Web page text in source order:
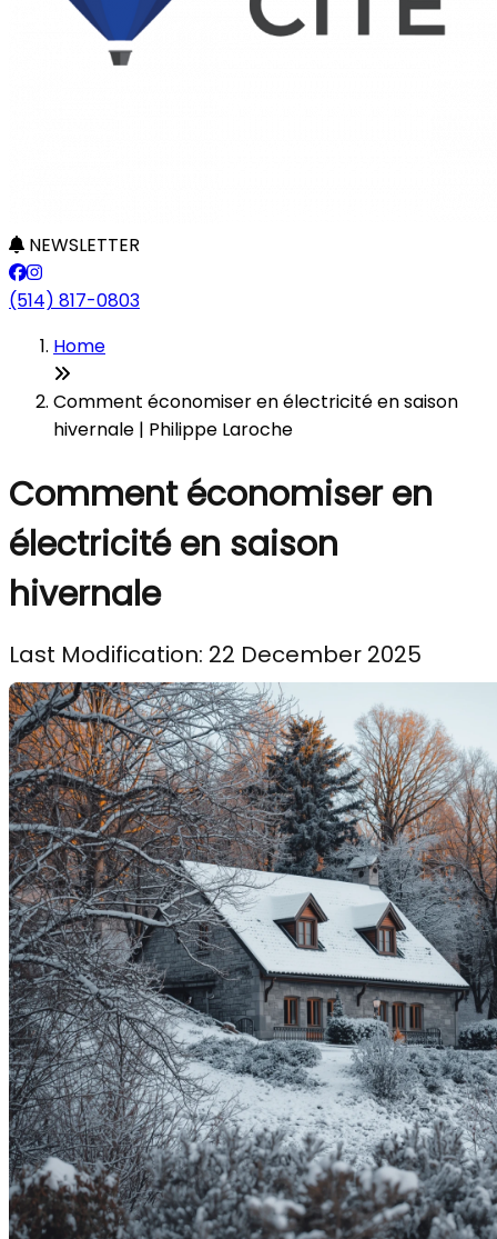
NEWSLETTER
(514) 817-0803
Home
Comment économiser en électricité en saison
hivernale | Philippe Laroche
Comment économiser en
électricité en saison
hivernale
Last Modification: 22 December 2025